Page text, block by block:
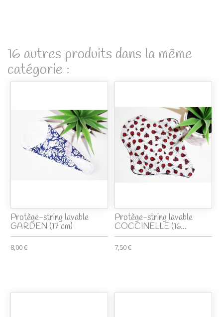
16 autres produits dans la même
catégorie :
Protège-string lavable
GARDEN (17 cm)
8,00 €
Protège-string lavable
COCCINELLE (16...
7,50 €